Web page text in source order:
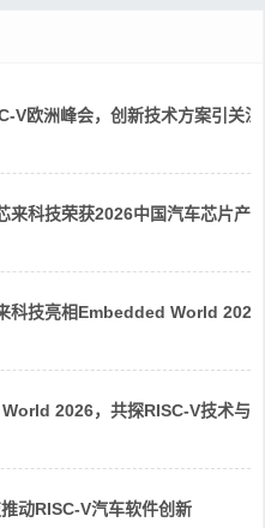
V欧洲峰会，创新技术方案引关注
来科技荣获2026中国汽车芯片产
科技亮相Embedded World 2026
2026，共探RISC-V技术与
动RISC-V汽车软件创新